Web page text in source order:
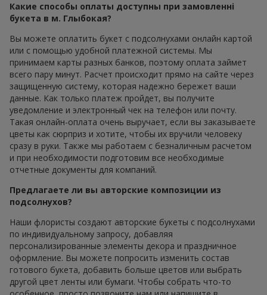
Какие способы оплаты доступны при замовленні
букета в м. Глыбокая?
Вы можете оплатить букет с подсолнухами онлайн картой
или с помощью удобной платежной системы. Мы
принимаем карты разных банков, поэтому оплата займет
всего пару минут. Расчет происходит прямо на сайте через
защищенную систему, которая надежно бережет ваши
данные. Как только платеж пройдет, вы получите
уведомление и электронный чек на телефон или почту.
Такая онлайн-оплата очень выручает, если вы заказываете
цветы как сюрприз и хотите, чтобы их вручили человеку
сразу в руки. Также мы работаем с безналичным расчетом
и при необходимости подготовим все необходимые
отчетные документы для компаний.
Предлагаете ли вы авторские композиции из
подсолнухов?
Наши флористы создают авторские букеты с подсолнухами
по индивидуальному запросу, добавляя
персонализированные элементы декора и праздничное
оформление. Вы можете попросить изменить состав
готового букета, добавить больше цветов или выбрать
другой цвет ленты или бумаги. Чтобы собрать что-то